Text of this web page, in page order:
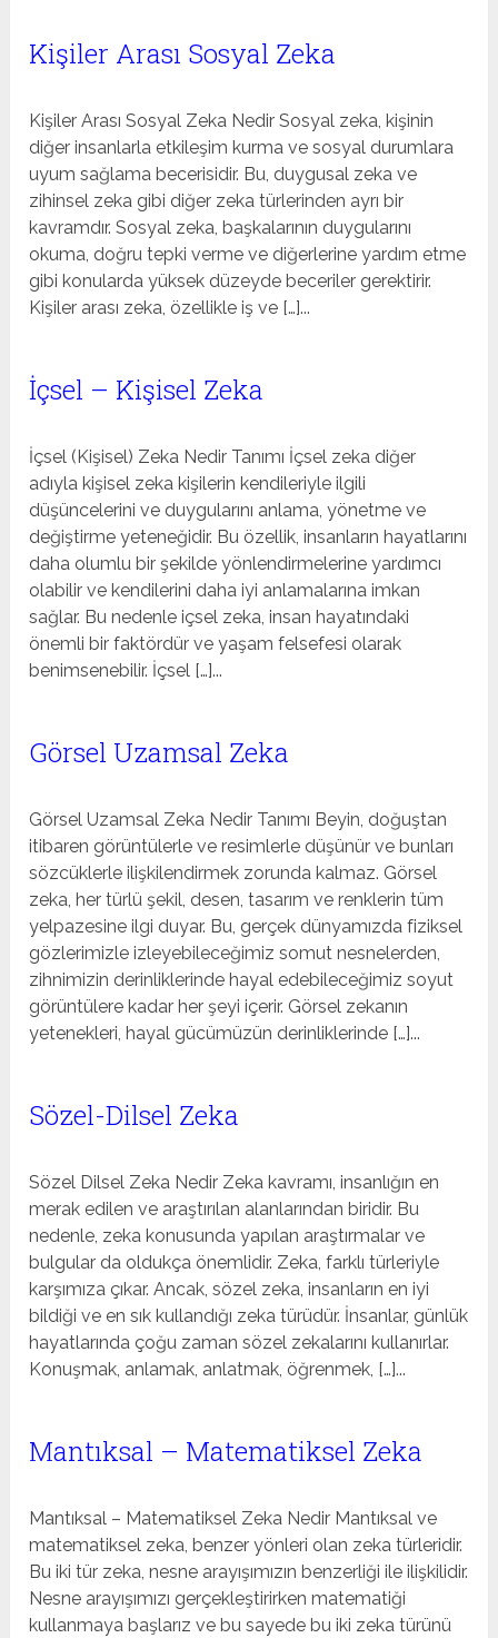
Kişiler Arası Sosyal Zeka
Kişiler Arası Sosyal Zeka Nedir Sosyal zeka, kişinin
diğer insanlarla etkileşim kurma ve sosyal durumlara
uyum sağlama becerisidir. Bu, duygusal zeka ve
zihinsel zeka gibi diğer zeka türlerinden ayrı bir
kavramdır. Sosyal zeka, başkalarının duygularını
okuma, doğru tepki verme ve diğerlerine yardım etme
gibi konularda yüksek düzeyde beceriler gerektirir.
Kişiler arası zeka, özellikle iş ve […]...
İçsel – Kişisel Zeka
İçsel (Kişisel) Zeka Nedir Tanımı İçsel zeka diğer
adıyla kişisel zeka kişilerin kendileriyle ilgili
düşüncelerini ve duygularını anlama, yönetme ve
değiştirme yeteneğidir. Bu özellik, insanların hayatlarını
daha olumlu bir şekilde yönlendirmelerine yardımcı
olabilir ve kendilerini daha iyi anlamalarına imkan
sağlar. Bu nedenle içsel zeka, insan hayatındaki
önemli bir faktördür ve yaşam felsefesi olarak
benimsenebilir. İçsel […]...
Görsel Uzamsal Zeka
Görsel Uzamsal Zeka Nedir Tanımı Beyin, doğuştan
itibaren görüntülerle ve resimlerle düşünür ve bunları
sözcüklerle ilişkilendirmek zorunda kalmaz. Görsel
zeka, her türlü şekil, desen, tasarım ve renklerin tüm
yelpazesine ilgi duyar. Bu, gerçek dünyamızda fiziksel
gözlerimizle izleyebileceğimiz somut nesnelerden,
zihnimizin derinliklerinde hayal edebileceğimiz soyut
görüntülere kadar her şeyi içerir. Görsel zekanın
yetenekleri, hayal gücümüzün derinliklerinde […]...
Sözel-Dilsel Zeka
Sözel Dilsel Zeka Nedir Zeka kavramı, insanlığın en
merak edilen ve araştırılan alanlarından biridir. Bu
nedenle, zeka konusunda yapılan araştırmalar ve
bulgular da oldukça önemlidir. Zeka, farklı türleriyle
karşımıza çıkar. Ancak, sözel zeka, insanların en iyi
bildiği ve en sık kullandığı zeka türüdür. İnsanlar, günlük
hayatlarında çoğu zaman sözel zekalarını kullanırlar.
Konuşmak, anlamak, anlatmak, öğrenmek, […]...
Mantıksal – Matematiksel Zeka
Mantıksal – Matematiksel Zeka Nedir Mantıksal ve
matematiksel zeka, benzer yönleri olan zeka türleridir.
Bu iki tür zeka, nesne arayışımızın benzerliği ile ilişkilidir.
Nesne arayışımızı gerçekleştirirken matematiği
kullanmaya başlarız ve bu sayede bu iki zeka türünü